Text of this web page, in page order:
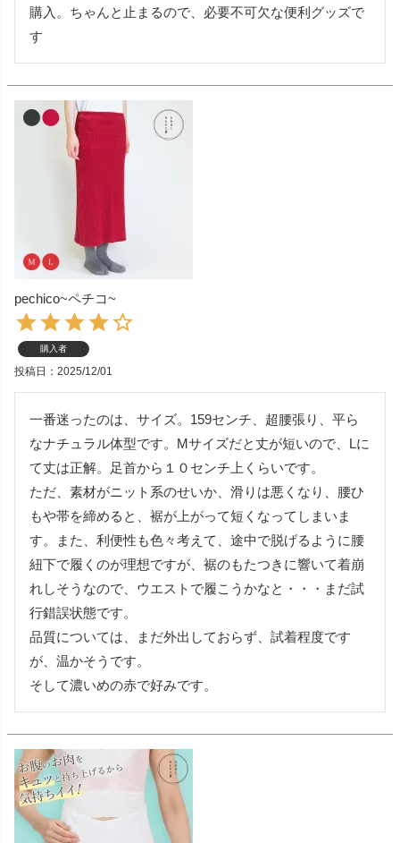
購入。ちゃんと止まるので、必要不可欠な便利グッズで
す
pechico~ペチコ~
購入者
投稿日 2025/12/01
一番迷ったのは、サイズ。159センチ、超腰張り、平ら
なナチュラル体型です。Mサイズだと丈が短いので、Lに
て丈は正解。足首から１０センチ上くらいです。
ただ、素材がニット系のせいか、滑りは悪くなり、腰ひ
もや帯を締めると、裾が上がって短くなってしまいま
す。また、利便性も色々考えて、途中で脱げるように腰
紐下で履くのが理想ですが、裾のもたつきに響いて着崩
れしそうなので、ウエストで履こうかなと・・・まだ試
行錯誤状態です。
品質については、まだ外出しておらず、試着程度です
が、温かそうです。
そして濃いめの赤で好みです。